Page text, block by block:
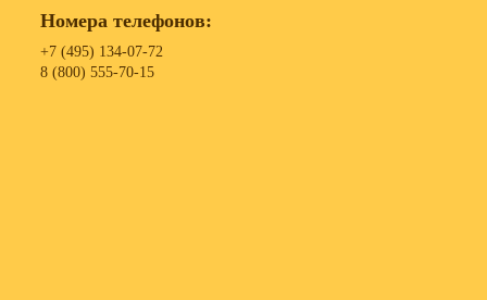
Номера телефонов:
+7 (495) 134-07-72
8 (800) 555-70-15